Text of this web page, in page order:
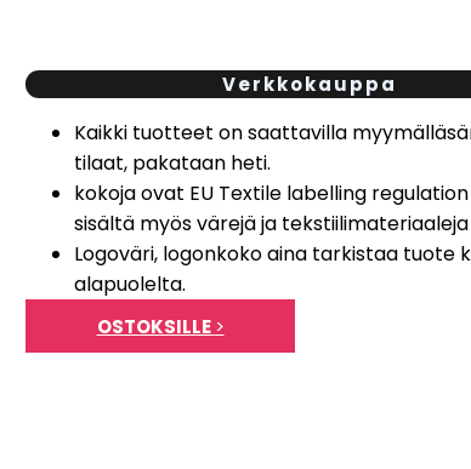
Verkkokauppa
Kaikki tuotteet on saattavilla
tilaat, pakataan heti.
kokoja ovat EU Textile labelling
sisältä myös värejä ja tekstiilimateriaaleja
Logoväri, logonkoko aina tarkistaa tuote
alapuolelta.
OSTOKSILLE>